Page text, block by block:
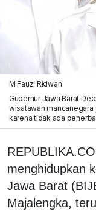
M Fauzi Ridwan
Gubernur Jawa Barat
wisatawan mancanegara
karena tidak ada
menghidupkan
Jawa Barat
Majalengka,